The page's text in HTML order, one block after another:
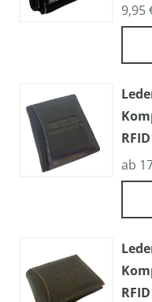
9,95
RFID
ab
RFID